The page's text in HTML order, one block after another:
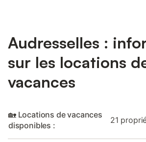
Audresselles :
sur les locations
vacances
🏡 Locations de vacances
disponibles :
21